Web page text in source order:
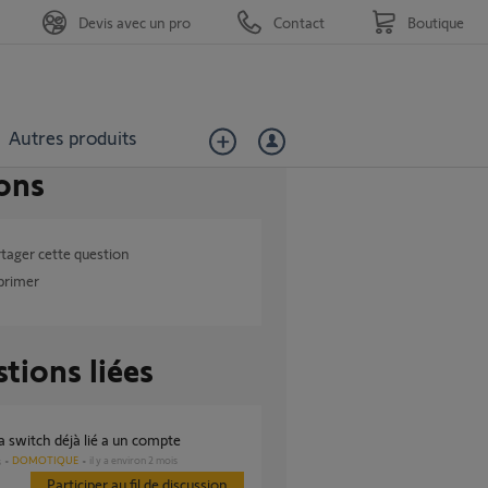
Autres produits
Devis avec un pro Contact Boutique
cette question
liées
switch déjà lié a un compte
DOMOTIQUE il y a environ 2 mois
Participer au fil de discussion